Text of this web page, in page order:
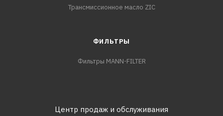
Трансмиссионное масло ZIC
ФИЛЬТРЫ
Фильтры MANN-FILTER
Центр продаж и обслуживания